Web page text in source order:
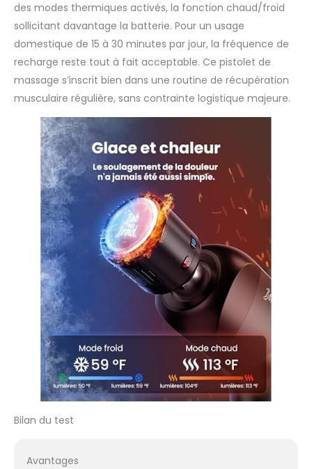
des modes thermiques activés, la fonction chaud/froid
sollicitant davantage la batterie. Pour un usage
domestique de 15 à 30 minutes par jour, la fréquence de
recharge reste tout à fait acceptable. Ce pistolet de
massage s’inscrit bien dans une routine de récupération
musculaire régulière, sans contrainte logistique majeure.
Bilan du test
Avantages